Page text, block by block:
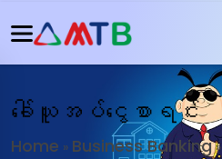
ခေါ်ယူအပ်ငွေစာရင်း
Home » Business Banking»